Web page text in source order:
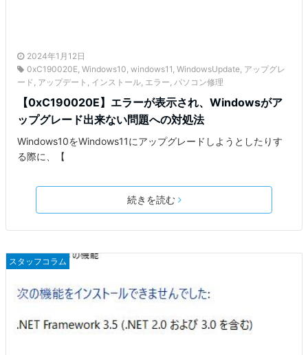
2024年1月12日
0xC190020E, Windows10, windows11, WindowsUpdate, アップグレ
ード , アップデート , インストール, エラー, パソコン修理
【0xC190020E】エラーが表示され、Windowsがア
ップグレード出来ない問題への対処法
Windows10をWindows11にアップグレードしようとしたりす
る際に、【
続きを読む
スタッフコラム